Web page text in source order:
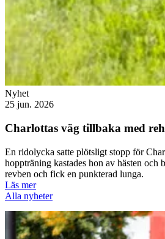
Nyhet
25 jun. 2026
Charlottas väg tillbaka med
En ridolycka satte plötsligt stopp för
hoppträning kastades hon av hästen och
revben och fick en punkterad lunga.
Läs mer
Alla nyheter